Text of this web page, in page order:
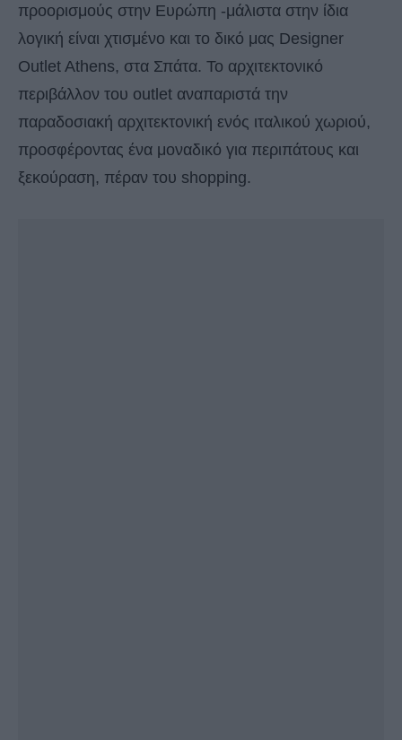
προορισμούς στην Ευρώπη -μάλιστα στην ίδια
λογική είναι χτισμένο και το δικό μας Designer
Outlet Athens, στα Σπάτα. Το αρχιτεκτονικό
περιβάλλον του outlet αναπαριστά την
παραδοσιακή αρχιτεκτονική ενός ιταλικού χωριού,
προσφέροντας ένα μοναδικό για περιπάτους και
ξεκούραση, πέραν του shopping.